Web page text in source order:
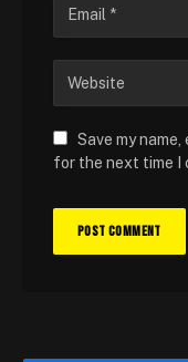
Save my
for the next time I